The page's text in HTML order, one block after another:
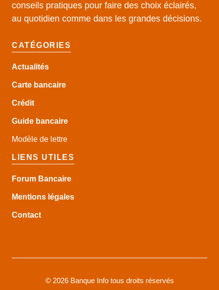
conseils pratiques pour faire des choix éclairés,
au quotidien comme dans les grandes décisions.
CATÉGORIES
Actualités
Carte bancaire
Crédit
Guide bancaire
Modèle de lettre
LIENS UTILES
Forum Bancaire
Mentions légales
Contact
© 2026 Banque Info tous droits réservés